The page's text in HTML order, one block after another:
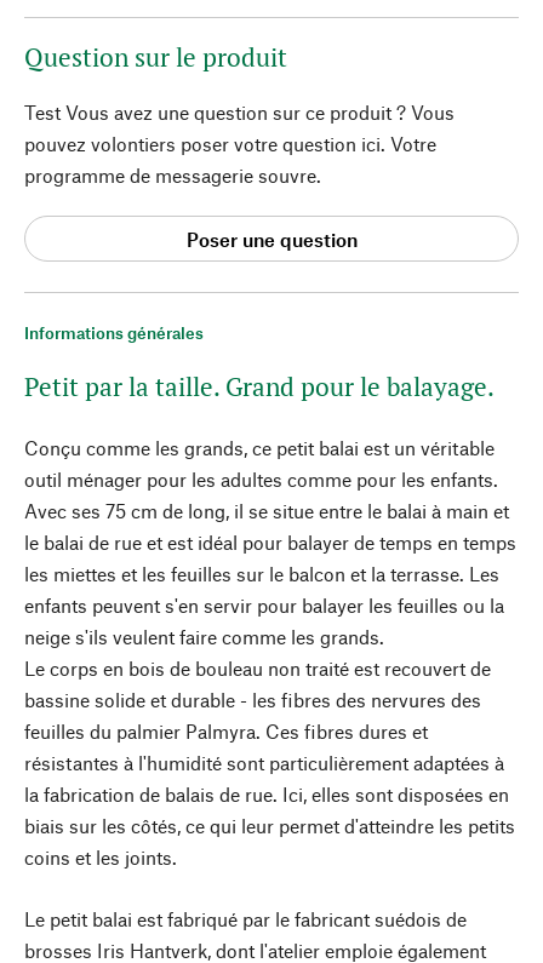
Informations générales
Petit par la taille. Grand pour le balayage.
Conçu comme les grands, ce petit balai est un véritable
outil ménager pour les adultes comme pour les enfants.
Avec ses 75 cm de long, il se situe entre le balai à main et
le balai de rue et est idéal pour balayer de temps en temps
les miettes et les feuilles sur le balcon et la terrasse. Les
enfants peuvent s'en servir pour balayer les feuilles ou la
neige s'ils veulent faire comme les grands.
Le corps en bois de bouleau non traité est recouvert de
bassine solide et durable - les fibres des nervures des
feuilles du palmier Palmyra. Ces fibres dures et
résistantes à l'humidité sont particulièrement adaptées à
la fabrication de balais de rue. Ici, elles sont disposées en
biais sur les côtés, ce qui leur permet d'atteindre les petits
coins et les joints.
Le petit balai est fabriqué par le fabricant suédois de
brosses Iris Hantverk, dont l'atelier emploie également
Question sur le produit
Test Vous avez une question sur ce produit ? Vous
pouvez volontiers poser votre question ici. Votre
programme de messagerie souvre.
Poser une question